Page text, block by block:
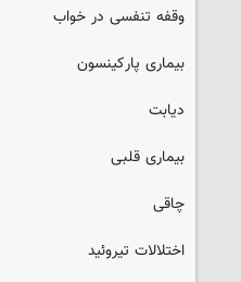
وقفه تنفسی در خواب
بیماری پارکینسون
دیابت
بیماری قلبی
چاقی
اختلالات تیروئید